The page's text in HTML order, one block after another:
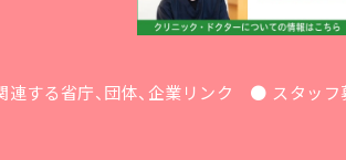
連する省庁、団体、企業リンク スタッフ